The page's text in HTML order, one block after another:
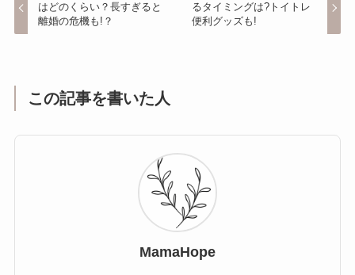
はどのくらい？長すぎると
離婚の危機も!？
るタイミングは?トイトレ
便利グッズも!
この記事を書いた人
MamaHope